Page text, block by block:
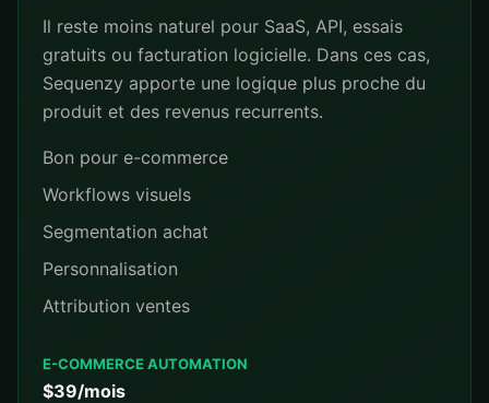
Il reste moins naturel pour SaaS, API, essais
gratuits ou facturation logicielle. Dans ces cas,
Sequenzy apporte une logique plus proche du
produit et des revenus recurrents.
Bon pour e-commerce
Workflows visuels
Segmentation achat
Personnalisation
Attribution ventes
E-COMMERCE AUTOMATION
$39/mois